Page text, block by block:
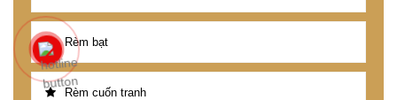
Rèm bạt
Rèm cuốn tranh